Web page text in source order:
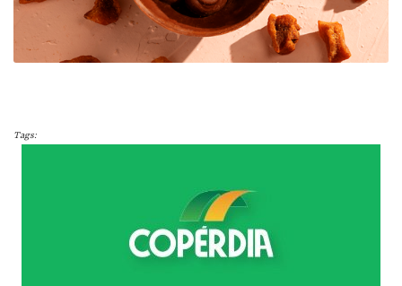
Tags: